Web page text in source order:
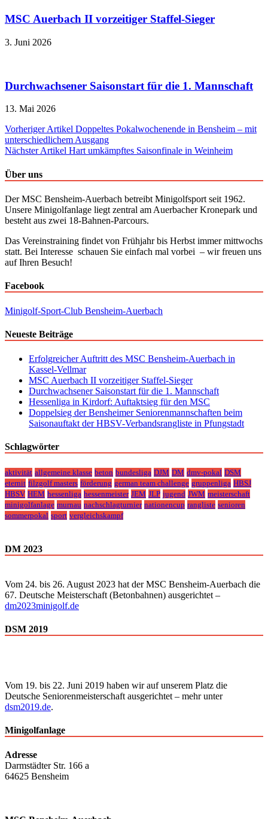
MSC Auerbach II vorzeitiger Staffel-Sieger
3. Juni 2026
Durchwachsener Saisonstart für die 1. Mannschaft
13. Mai 2026
Beitragsnavigation
Vorheriger Artikel Doppeltes Pokalwochenende in Bensheim – mit
unterschiedlichem Ausgang
Nächster Artikel Hart umkämpftes Saisonfinale in Weinheim
Über uns
Der MSC Bensheim-Auerbach betreibt Minigolfsport seit 1962.
Unsere Minigolfanlage liegt zentral am Auerbacher Kronepark und
besteht aus zwei 18-Bahnen-Parcours.
Das Vereinstraining findet von Frühjahr bis Herbst immer mittwochs
statt. Bei Interesse schauen Sie einfach mal vorbei – wir freuen uns
auf Ihren Besuch!
Facebook
Minigolf-Sport-Club Bensheim-Auerbach
Neueste Beiträge
Erfolgreicher Auftritt des MSC Bensheim-Auerbach in
Kassel-Vellmar
MSC Auerbach II vorzeitiger Staffel-Sieger
Durchwachsener Saisonstart für die 1. Mannschaft
Hessenliga in Kirdorf: Auftaktsieg für den MSC
Doppelsieg der Bensheimer Seniorenmannschaften beim
Saisonauftakt der HBSV-Verbandsrangliste in Pfungstadt
Schlagwörter
aktivität allgemeine klasse beton bundesliga DJM DM dmv-pokal DSM
eternit filzgolf masters förderung german team challenge gruppenliga HBSJ
HBSV HEM hessenliga hessenmeister JEM JLP jugend JWM meisterschaft
minigolfanlage murnau nachschlagturnier nationencup rangliste senioren
sommerpokal sport vergleichskampf
DM 2023
Vom 24. bis 26. August 2023 hat der MSC Bensheim-Auerbach die
67. Deutsche Meisterschaft (Betonbahnen) ausgerichtet –
dm2023minigolf.de
DSM 2019
Vom 19. bis 22. Juni 2019 haben wir auf unserem Platz die
Deutsche Senioren­meisterschaft ausgerichtet – mehr unter
dsm2019.de.
Minigolfanlage
Adresse
Darmstädter Str. 166 a
64625 Bensheim